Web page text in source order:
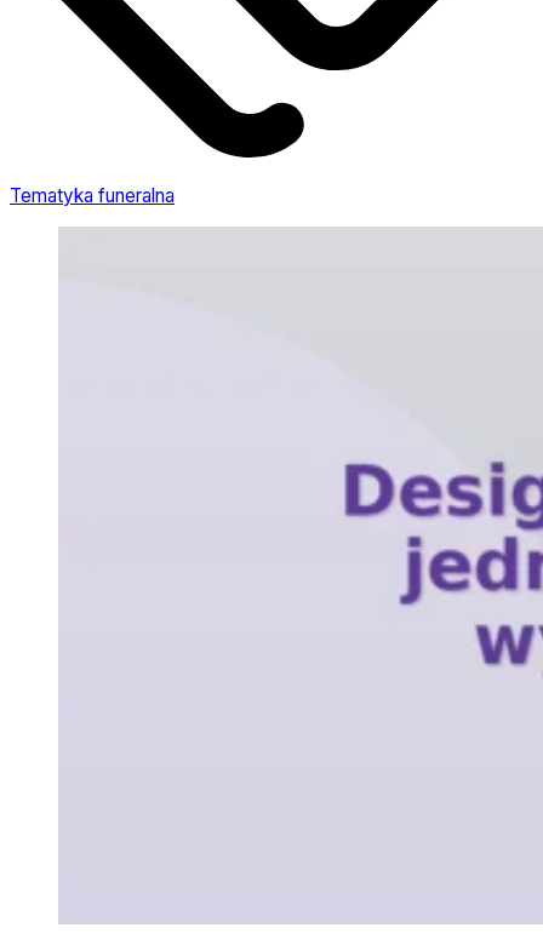
Tematyka funeralna